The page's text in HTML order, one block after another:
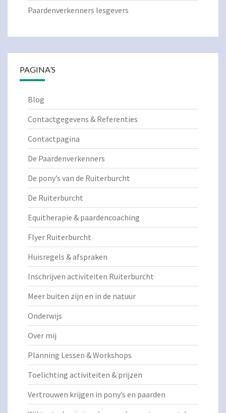
Paardenverkenners lesgevers
PAGINA’S
Blog
Contactgegevens & Referenties
Contactpagina
De Paardenverkenners
De pony’s van de Ruiterburcht
De Ruiterburcht
Equitherapie & paardencoaching
Flyer Ruiterburcht
Huisregels & afspraken
Inschrijven activiteiten Ruiterburcht
Meer buiten zijn en in de natuur
Onderwijs
Over mij
Planning Lessen & Workshops
Toelichting activiteiten & prijzen
Vertrouwen krijgen in pony’s en paarden